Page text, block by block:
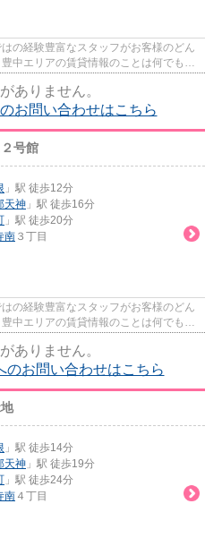
の経験豊富なスタッフがお客様のどん
中エリアの賃貸情報のことは何でもお
ありません。
お問い合わせはこちら
号館
」駅 徒歩12分
天神 」駅 徒歩16分
」駅 徒歩20分
南 ３丁目
の経験豊富なスタッフがお客様のどん
中エリアの賃貸情報のことは何でもお
ありません。
のお問い合わせはこちら
」駅 徒歩14分
天神 」駅 徒歩19分
」駅 徒歩24分
南 ４丁目